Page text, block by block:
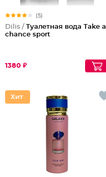
(5)
Dilis / Туалетная вода Take a
chance sport
1380 ₽